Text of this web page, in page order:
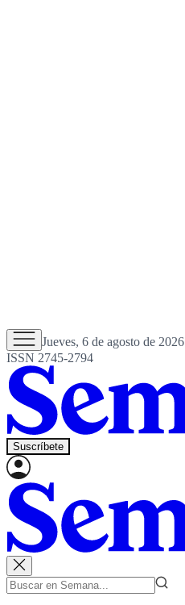
Jueves, 6 de agosto de 2026
ISSN 2745-2794
Suscríbete